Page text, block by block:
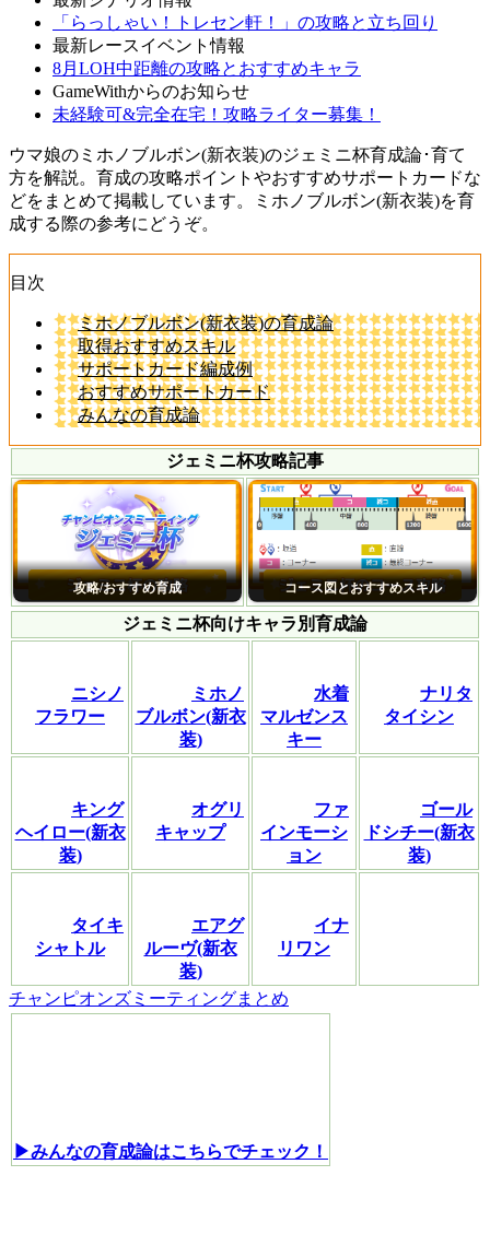
「らっしゃい！トレセン軒！」の攻略と立ち回り
最新レースイベント情報
8月LOH中距離の攻略とおすすめキャラ
GameWithからのお知らせ
未経験可&完全在宅！攻略ライター募集！
ウマ娘のミホノブルボン(新衣装)のジェミニ杯育成論･育て
方を解説。育成の攻略ポイントやおすすめサポートカードな
どをまとめて掲載しています。ミホノブルボン(新衣装)を育
成する際の参考にどうぞ。
目次
ミホノブルボン(新衣装)の育成論
取得おすすめスキル
サポートカード編成例
おすすめサポートカード
みんなの育成論
ジェミニ杯攻略記事
攻略/おすすめ育成 コース図とおすすめスキル
ジェミニ杯向けキャラ別育成論
ニシノ
フラワー
ミホノ
ブルボン(新衣
装)
水着
マルゼンス
キー
ナリタ
タイシン
キング
ヘイロー(新衣
装)
オグリ
キャップ
ファ
インモーシ
ョン
ゴール
ドシチー(新衣
装)
タイキ
シャトル
エアグ
ルーヴ(新衣
装)
イナ
リワン
チャンピオンズミーティングまとめ
▶みんなの育成論はこちらでチェック！